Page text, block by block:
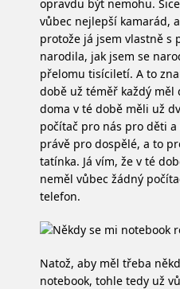
opravdu být nemohu.
vůbec nejlepší kamarád,
protože já jsem vlastně s
narodila, jak jsem se
přelomu tisíciletí. A to
době už téměř každý měl
doma v té době měli už
počítač pro nás pro děti
právě pro dospělé, a to
tatínka. Já vím, že v té
neměl vůbec žádný
telefon.
Natož, aby měl třeba
notebook, tohle tedy už